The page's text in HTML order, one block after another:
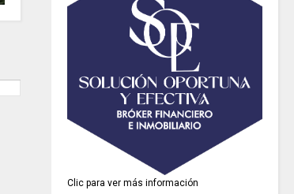
Clic para ver más información